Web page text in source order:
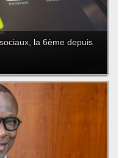
la 6ème depuis